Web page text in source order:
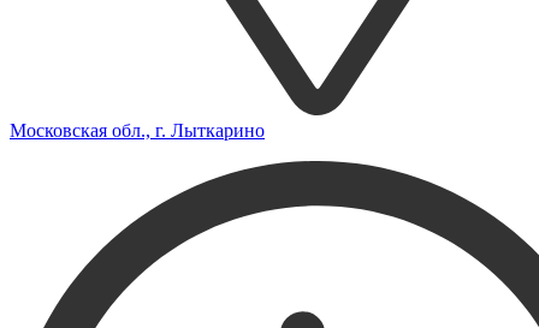
Московская обл., г. Лыткарино